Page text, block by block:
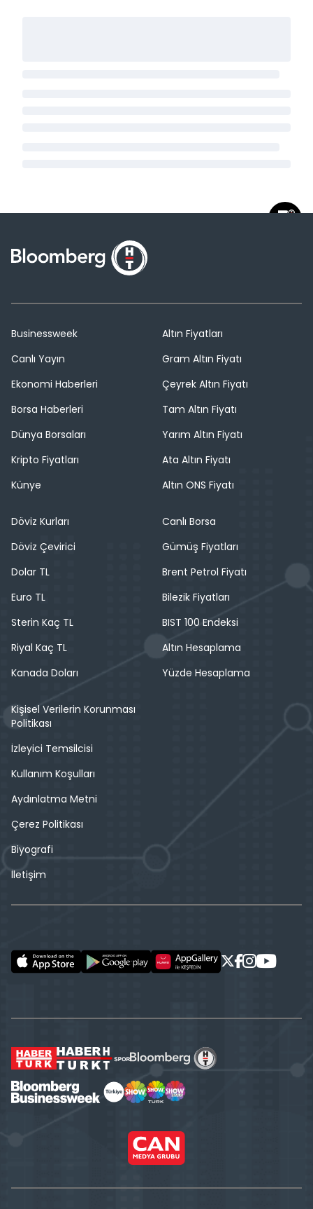
Businessweek
Canlı Yayın
Ekonomi Haberleri
Borsa Haberleri
Dünya Borsaları
Kripto Fiyatları
Künye
Altın Fiyatları
Gram Altın Fiyatı
Çeyrek Altın Fiyatı
Tam Altın Fiyatı
Yarım Altın Fiyatı
Ata Altın Fiyatı
Altın ONS Fiyatı
Döviz Kurları
Döviz Çevirici
Dolar TL
Euro TL
Sterin Kaç TL
Riyal Kaç TL
Kanada Doları
Canlı Borsa
Gümüş Fiyatları
Brent Petrol Fiyatı
Bilezik Fiyatları
BIST 100 Endeksi
Altın Hesaplama
Yüzde Hesaplama
Kişisel Verilerin Korunması
Politikası
İzleyici Temsilcisi
Kullanım Koşulları
Aydınlatma Metni
Çerez Politikası
Biyografi
İletişim